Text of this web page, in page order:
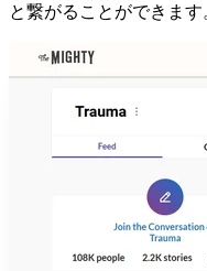
と繋がることができます